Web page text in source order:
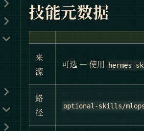
技能元数据
来
源
可选 — 使用 hermes
路
径
optional-skills/